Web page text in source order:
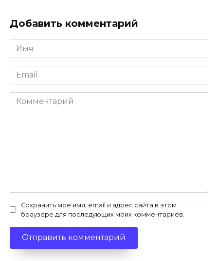
Добавить комментарий
Имя
*
Email
*
Комментарий
Сохранить моё имя, email и адрес сайта в этом
браузере для последующих моих комментариев.